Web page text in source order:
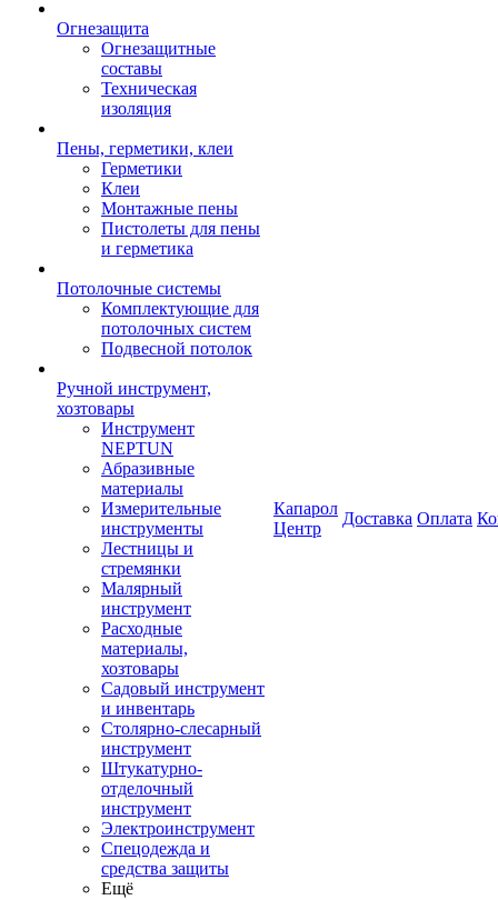
Огнезащита
Огнезащитные
составы
Техническая
изоляция
Пены, герметики, клеи
Герметики
Клеи
Монтажные пены
Пистолеты для пены
и герметика
Потолочные системы
Комплектующие для
потолочных систем
Подвесной потолок
Ручной инструмент,
хозтовары
Инструмент
NEPTUN
Абразивные
материалы
Измерительные
инструменты
Лестницы и
стремянки
Малярный
инструмент
Расходные
материалы,
хозтовары
Садовый инструмент
и инвентарь
Столярно-слесарный
инструмент
Штукатурно-
отделочный
инструмент
Электроинструмент
Спецодежда и
средства защиты
Ещё
Капарол
Центр
Доставка Оплата